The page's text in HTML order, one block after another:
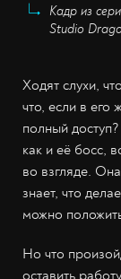
Кадр из
Studio
Ходят слухи,
что, если в его
полный
как и её босс,
во взгляде.
знает, что
можно
Но что